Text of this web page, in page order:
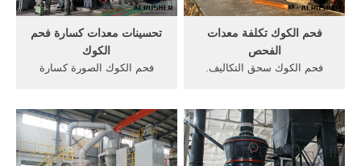
تحسينات معدات كسارة فحم
الكوك
فحم الكوك الصورة كسارة
الأسطوانة فحم الكوك كسارة
pelleo. آلة صغيرة كسارة
الحجر في باكستان كتب عن
فحم الكوك تكلفة معدات
الفحص
فحم الكوك سحق التكاليف.
ابتكر طريقة لتصنيع الصلب من
الحديدمن أشهر مصانعوالصلب
إن فحم الكوك, أيار مايو